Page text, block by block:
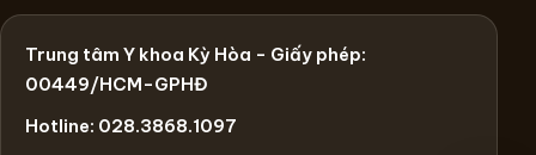
Trung tâm Y khoa Kỳ Hòa - Giấy phép:
00449/HCM-GPHĐ
Hotline: 028.3868.1097